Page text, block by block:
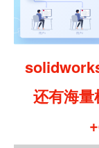
还有海